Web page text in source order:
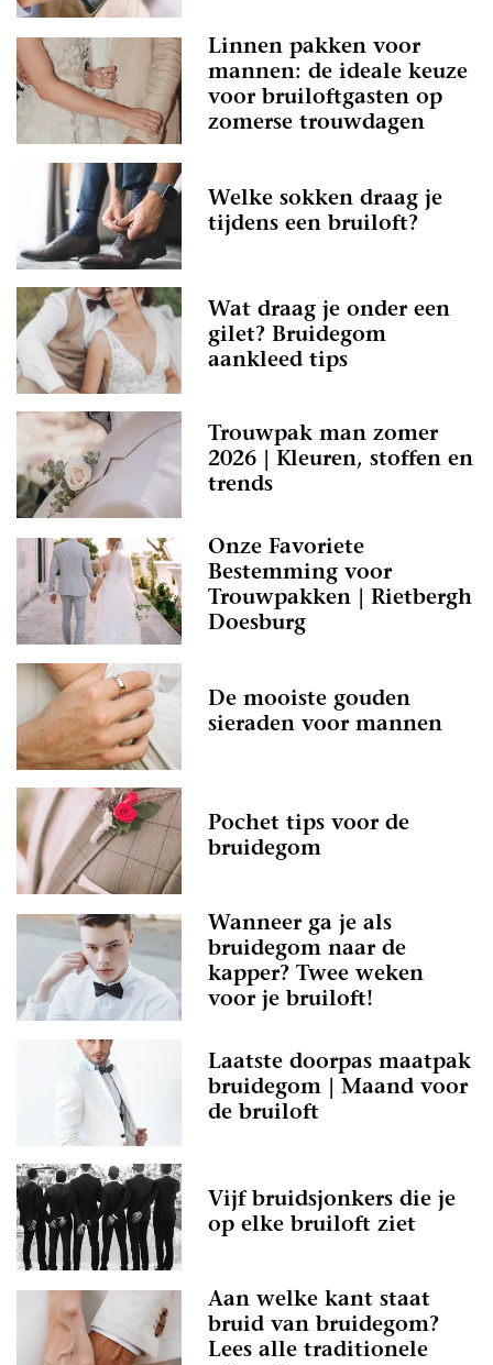
Linnen pakken voor
mannen: de ideale keuze
voor bruiloftgasten op
zomerse trouwdagen
Welke sokken draag je
tijdens een bruiloft?
Wat draag je onder een
gilet? Bruidegom
aankleed tips
Trouwpak man zomer
2026 | Kleuren, stoffen en
trends
Onze Favoriete
Bestemming voor
Trouwpakken | Rietbergh
Doesburg
De mooiste gouden
sieraden voor mannen
Pochet tips voor de
bruidegom
Wanneer ga je als
bruidegom naar de
kapper? Twee weken
voor je bruiloft!
Laatste doorpas maatpak
bruidegom | Maand voor
de bruiloft
Vijf bruidsjonkers die je
op elke bruiloft ziet
Aan welke kant staat
bruid van bruidegom?
Lees alle traditionele